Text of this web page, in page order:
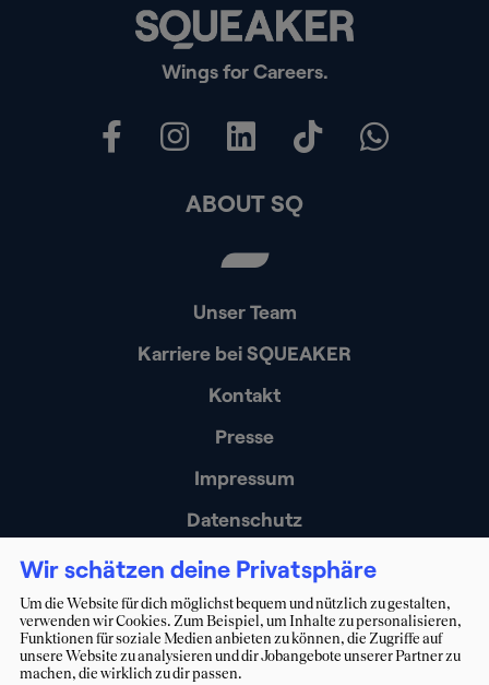
Wings for Careers.
ABOUT SQ
Unser Team
Karriere bei SQUEAKER
Kontakt
Presse
Impressum
Datenschutz
Erklärung zur Barrierefreiheit
Wir schätzen deine Privatsphäre
Um die Website für dich möglichst bequem und nützlich zu gestalten,
verwenden wir Cookies. Zum Beispiel, um Inhalte zu personalisieren,
Funktionen für soziale Medien anbieten zu können, die Zugriffe auf
unsere Website zu analysieren und dir Jobangebote unserer Partner zu
machen, die wirklich zu dir passen.